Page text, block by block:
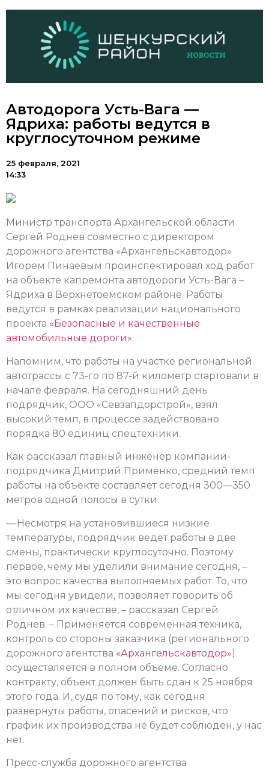
Автодорога Усть-Вага —
Ядриха: работы ведутся в
круглосуточном режиме
25 февраля, 2021
14:33
Министр транспорта Архангельской области
Сергей Роднев совместно с директором
дорожного агентства «Архангельскавтодор»
Игорем Пинаевым проинспектировал ход работ
на объекте капремонта автодороги Усть-Вага –
Ядриха в Верхнетоемском районе. Работы
ведутся в рамках реализации национального
проекта «Безопасные и качественные
автомобильные дороги».
Напомним, что работы на участке региональной
автотрассы с 73-го по 87-й километр стартовали в
начале февраля. На сегодняшний день
подрядчик, ООО «Севзапдорстрой», взял
высокий темп, в процессе задействовано
порядка 80 единиц спецтехники.
Как рассказал главный инженер компании-
подрядчика Дмитрий Применко, средний темп
работы на объекте составляет сегодня 300—350
метров одной полосы в сутки.
— Несмотря на установившиеся низкие
температуры, подрядчик ведет работы в две
смены, практически круглосуточно. Поэтому
первое, чему мы уделили внимание сегодня, –
это вопрос качества выполняемых работ. То, что
мы сегодня увидели, позволяет говорить об
отличном их качестве, – рассказал Сергей
Роднев. – Применяется современная техника,
контроль со стороны заказчика (регионального
дорожного агентства «Архангельскавтодор»)
осуществляется в полном объеме. Согласно
контракту, объект должен быть сдан к 25 ноября
этого года. И, судя по тому, как сегодня
развернуты работы, опасений и рисков, что
график их производства не будет соблюден, у нас
нет.
Пресс-служба дорожного агентства